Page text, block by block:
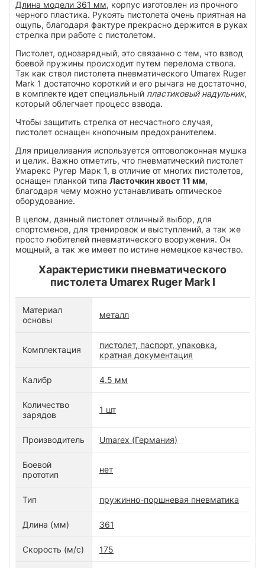
Длина модели 361 мм, корпус изготовлен из прочного
черного пластика. Рукоять пистолета очень приятная на
ощупь, благодаря фактуре прекрасно держится в руках
стрелка при работе с пистолетом.
Пистолет, однозарядный, это связанно с тем, что взвод
боевой пружины происходит путем перелома ствола.
Так как ствол пистолета пневматического Umarex Ruger
Mark 1 достаточно короткий и его рычага не достаточно,
в комплекте идет специальный пластиковый надульник,
который облегчает процесс взвода.
Чтобы защитить стрелка от несчастного случая,
пистолет оснащен кнопочным предохранителем.
Для прицеливания используется оптоволоконная мушка
и целик. Важно отметить, что пневматический пистолет
Умарекс Ругер Марк 1, в отличие от многих пистолетов,
оснащен планкой типа Ласточкин хвост 11 мм,
благодаря чему можно устанавливать оптическое
оборудование.
В целом, данный пистолет отличный выбор, для
спортсменов, для тренировок и выступлений, а так же
просто любителей пневматического вооружения. Он
мощный, а так же имеет по истине немецкое качество.
Характеристики пневматического
пистолета Umarex Ruger Mark I
Материал
основы
металл
Комплектация
пистолет, паспорт, упаковка,
кратная документация
Калибр 4.5 мм
Количество
зарядов
1 шт
Производитель Umarex (Германия)
Боевой
прототип
нет
Тип пружинно-поршневая пневматика
Длина (мм) 361
Скорость (м/с) 175